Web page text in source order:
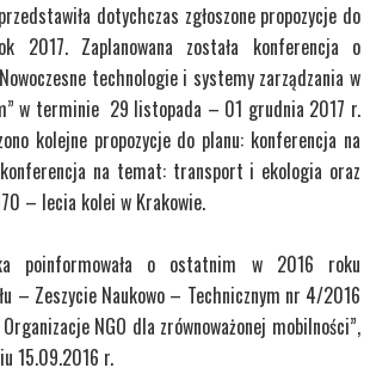
dotychczas zgłoszone propozycje do
2017. Zaplanowana została konferencja o
technologie i systemy zarządzania w
w terminie 29 listopada – 01 grudnia 2017 r.
kolejne propozycje do planu: konferencja na
na temat: transport i ekologia oraz
– lecia kolei w Krakowie.
poinformowała o ostatnim w 2016 roku
– Zeszycie Naukowo – Technicznym nr 4/2016
NGO dla zrównoważonej mobilności”,
15.09.2016 r.